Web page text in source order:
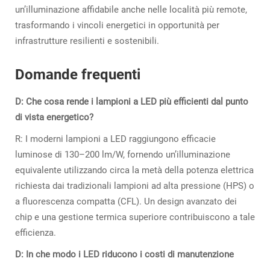
un’illuminazione affidabile anche nelle località più remote,
trasformando i vincoli energetici in opportunità per
infrastrutture resilienti e sostenibili.
Domande frequenti
D: Che cosa rende i lampioni a LED più efficienti dal punto
di vista energetico?
R: I moderni lampioni a LED raggiungono efficacie
luminose di 130–200 lm/W, fornendo un’illuminazione
equivalente utilizzando circa la metà della potenza elettrica
richiesta dai tradizionali lampioni ad alta pressione (HPS) o
a fluorescenza compatta (CFL). Un design avanzato dei
chip e una gestione termica superiore contribuiscono a tale
efficienza.
D: In che modo i LED riducono i costi di manutenzione